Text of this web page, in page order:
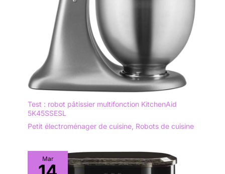
Test : robot pâtissier multifonction KitchenAid
5K45SSESL
Petit électroménager de cuisine Robots de cuisine
Mar